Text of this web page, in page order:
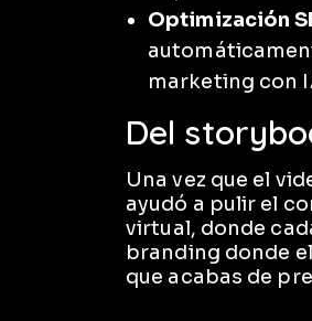
Optimización
marketing con
Del
Una vez que el
ayudó a pulir el
virtual, donde
branding donde
que acabas de